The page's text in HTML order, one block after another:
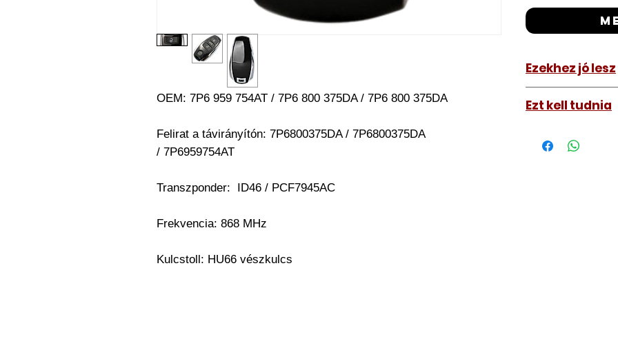
OEM: 7P6 959 754AT / 7P6 800 375DA / 7P6 800 375DA
Felirat a távirányítón: 7P6800375DA / 7P6800375DA
/ 7P6959754AT
Transzponder: ID46 / PCF7945AC
Frekvencia: 868 MHz
Kulcstoll: HU66 vészkulcs
Ezekhez jó lesz
Ezt kell tudnia
távirányítós